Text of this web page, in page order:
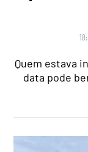
Quem estava
data pode